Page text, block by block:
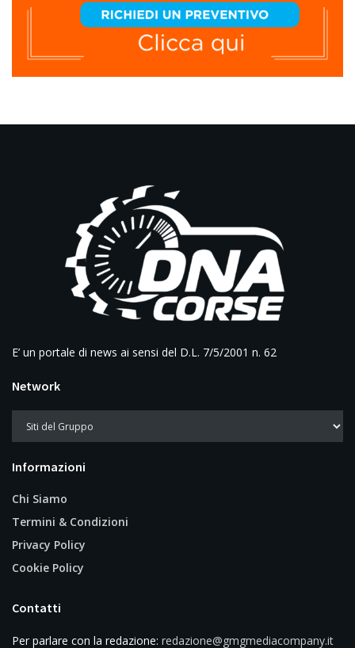
E’ un portale di news ai sensi del D.L. 7/5/2001 n. 62
Network
Informazioni
Chi Siamo
Termini & Condizioni
Privacy Policy
Cookie Policy
Contatti
Per parlare con la redazione: redazione@gmgmediacompany.it